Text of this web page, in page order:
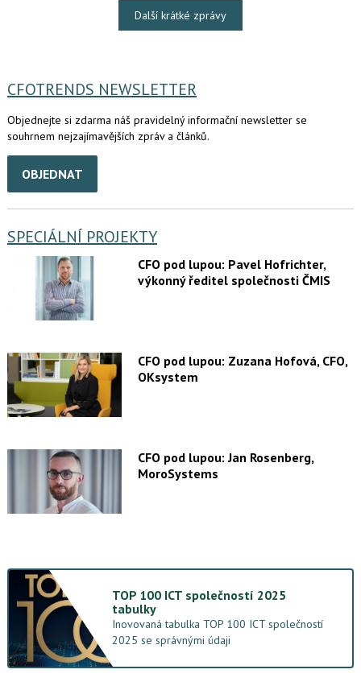
Další krátké zprávy
CFOTRENDS NEWSLETTER
Objednejte si zdarma náš pravidelný informační newsletter se
souhrnem nejzajímavějších zpráv a článků.
OBJEDNAT
SPECIÁLNÍ PROJEKTY
CFO pod lupou: Pavel Hofrichter,
výkonný ředitel společnosti ČMIS
CFO pod lupou: Zuzana Hofová, CFO,
OKsystem
CFO pod lupou: Jan Rosenberg,
MoroSystems
TOP 100 ICT společností 2025
tabulky
Inovovaná tabulka TOP 100 ICT společností
2025 se správnými údaji